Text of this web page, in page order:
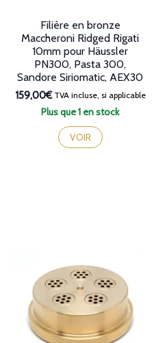
Plus que 1 en stock
Filière en bronze
Maccheroni Ridged Rigati
10mm pour Häussler
PN300, Pasta 300,
Sandore Siriomatic, AEX30
159,00€TVA incluse, si applicable
VOIR